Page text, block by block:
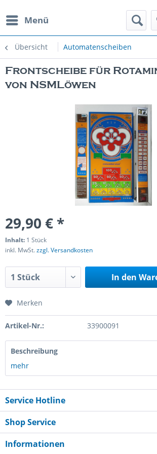
Menü
Übersicht Automatenscheiben
Spielautomaten
Frontscheibe für
von NSMLöwen
29,90 € *
Inhalt: 1 Stück
inkl. MwSt.zzgl. Versandkosten
In den
Merken
Artikel-Nr.: 33900091
Beschreibung
mehr
Service Hotline
Shop Service
Informationen